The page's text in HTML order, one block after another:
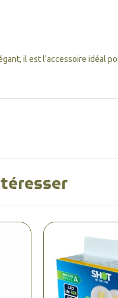
il est l'accessoire idéal